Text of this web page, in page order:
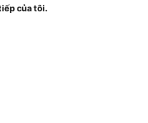
của tôi.